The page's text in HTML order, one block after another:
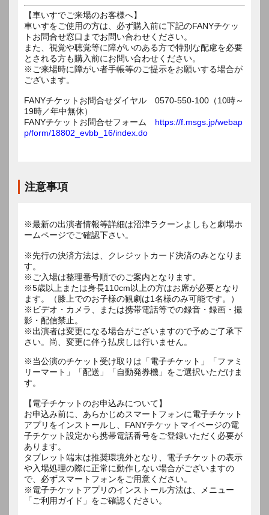
【車いすでご来場のお客様へ】
車いすをご使用の方は、必ず購入前に下記のFANYチケッ
トお問合せ窓口までお問い合わせください。
また、視覚や聴覚等に障がいのある方で特別な配慮を必要
とされる方も購入前にお問い合わせください。
※ご来場時に障がい者手帳等のご提示をお願いする場合が
ございます。
FANYチケットお問合せダイヤル 0570-550-100（10時～
19時／年中無休）
FANYチケットお問合せフォーム https://f.msgs.jp/webap
p/form/18802_evbb_16/index.do
注意事項
※最新の出演者情報等詳細は沼津ラクーンよしもと劇場ホ
ームページでご確認下さい。
※先行の決済方法は、クレジットカード決済のみとなりま
す。
※ご入場は整理番号順でのご案内となります。
※5歳以上または身長110cm以上の方はお席が必要となり
ます。（膝上でのお子様の観劇は1名様のみ可能です。）
※ビデオ・カメラ、または携帯電話等での録音・録画・撮
影・配信禁止。
※出演者は変更になる場合がございますので予めご了承下
※当公演のチケット受け取りは「電子チケット」「ファミ
リーマート」「配送」「自動発券機」をご選択いただけま
す。
【電子チケットのお申込みについて】
お申込み前に、あらかじめスマートフォンに電子チケット
アプリをインストールし、FANYチケットマイページの電
子チケット設定から携帯電話番号をご登録いただく必要が
あります。
タブレット端末は推奨環境外となり、電子チケットの表示
や入場処理の際に正常に動作しない場合がございますの
で、必ずスマートフォンをご用意ください。
※電子チケットアプリのインストール方法は、メニュー
「ご利用ガイド」をご確認ください。